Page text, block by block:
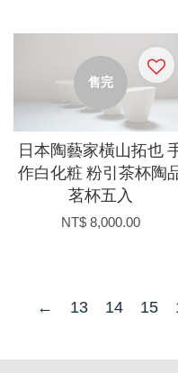
售完
日本陶藝家橫山拓也
作白化粧 粉引茶杯陶
茗杯五入
NT$ 8,000.00
← 13 14 15